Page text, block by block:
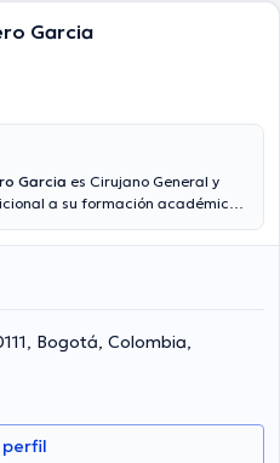
Garcia
Garcia es Cirujano General y
a su formación académica
de experiencia laboral en su
médicas. Felix Jaime Baquero
conferencias con la meta de
disciplina de especialización y
La consulta se puede
Bogotá, Colombia,
perfil